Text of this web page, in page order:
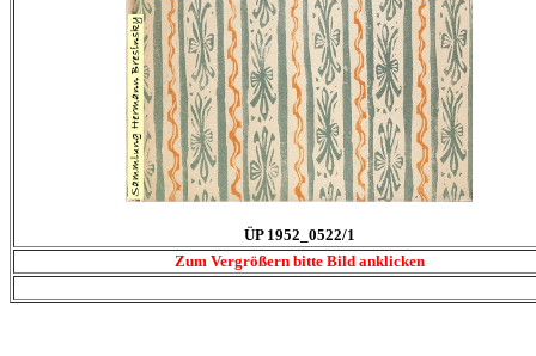
ÜP 1952_0522/1
Zum Vergrößern bitte Bild anklicken